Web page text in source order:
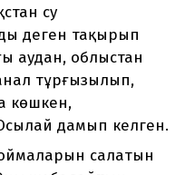
су
деген тақырып
аудан, облыстан
тұрғызылып,
көшкен,
дамып келген.
салатын